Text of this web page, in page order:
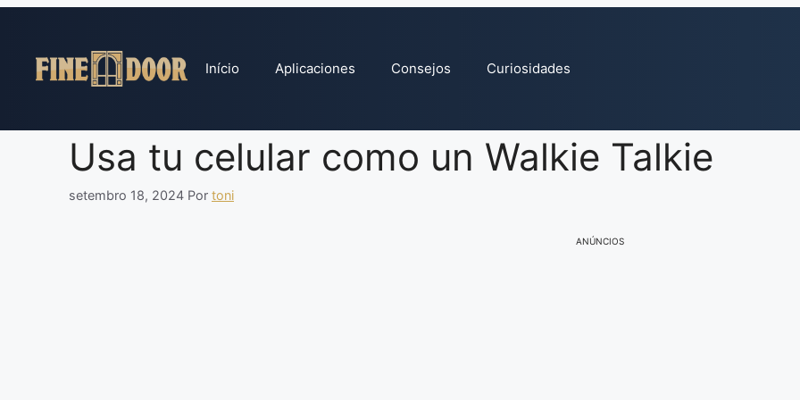
conteúdo
Início Aplicaciones Consejos Curiosidades
Usa tu celular como un Walkie Talkie
setembro 18, 2024 Por toni
ANÚNCIOS